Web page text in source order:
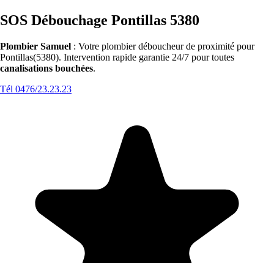
SOS Débouchage Pontillas 5380
Plombier Samuel : Votre plombier déboucheur de proximité pour
Pontillas(5380). Intervention rapide garantie 24/7 pour toutes
canalisations bouchées.
Tél 0476/23.23.23